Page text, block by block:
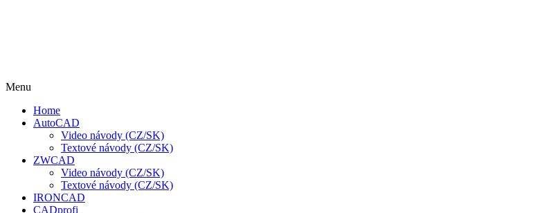
Menu
Home
AutoCAD
Video návody (CZ/SK)
Textové návody (CZ/SK)
ZWCAD
Video návody (CZ/SK)
Textové návody (CZ/SK)
IRONCAD
CADprofi